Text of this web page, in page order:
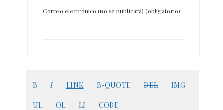
Correo electrónico (no se publicará) (obligatorio):